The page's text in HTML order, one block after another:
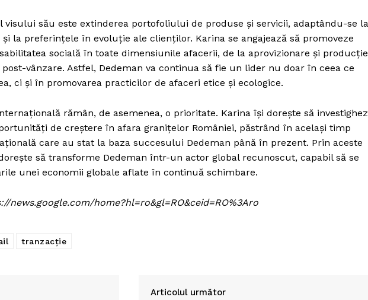
visului său este extinderea portofoliului de produse și servicii, adaptându-se la
la preferințele în evoluție ale clienților. Karina se angajează să promoveze
socială în toate dimensiunile afacerii, de la aprovizionare și producție
vânzare. Astfel, Dedeman va continua să fie un lider nu doar în ceea ce
ci și în promovarea practicilor de afaceri etice și ecologice.
rămân, de asemenea, o prioritate. Karina își dorește să
de creștere în afara granițelor României, păstrând în același timp
care au stat la baza succesului Dedeman până în prezent. Prin aceste
să transforme Dedeman într-un actor global recunoscut, capabil să se
unei economii globale aflate în continuă schimbare.
home?hl=ro&gl=RO&ceid=RO%3Aro
tranzacție
Articolul următor